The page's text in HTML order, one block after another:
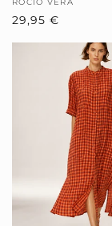
Proveedor:
Precio
29,95 €